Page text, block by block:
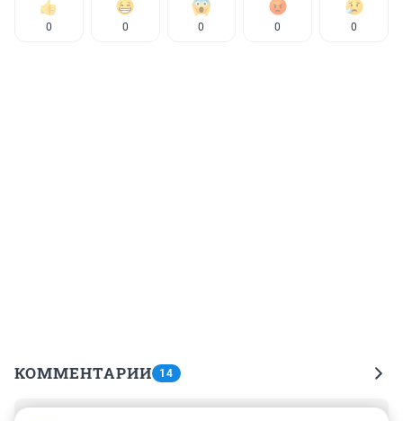
0 0 0 0 0
КОММЕНТАРИИ 14